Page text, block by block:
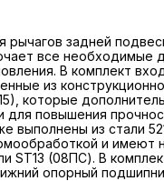
рычагов задней
все необходимые
В комплект
из
которые
для повышения
выполнены из стали
и имеют
ST13 (08ПС). В
опорный